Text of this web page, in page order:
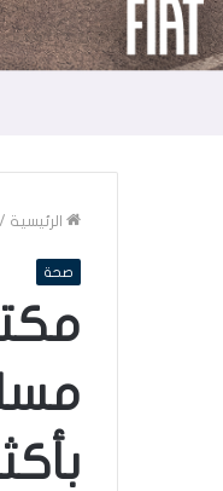
الرئيسية /
صحة